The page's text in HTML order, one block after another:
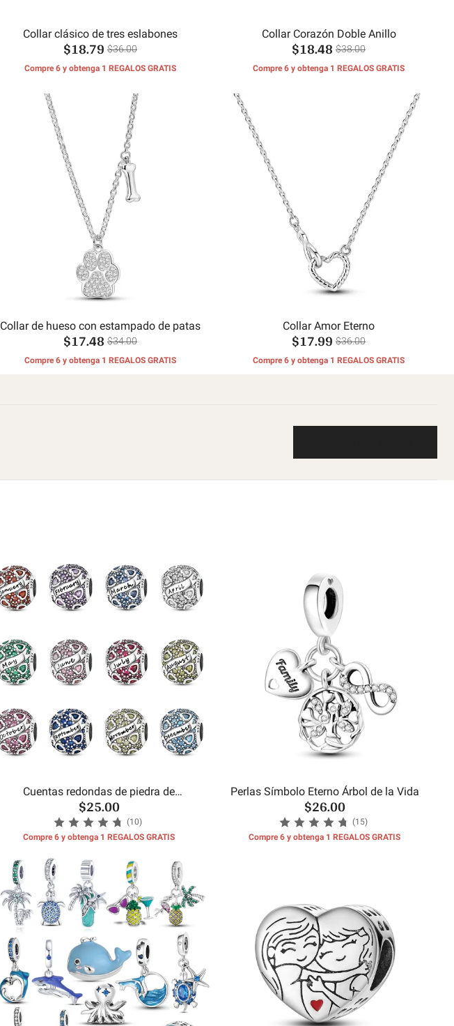
Collar clásico de tres eslabones
$18.79 $36.00
Compre 6 y obtenga 1 REGALOS GRATIS
Collar Corazón Doble Anillo
$18.48 $38.00
Compre 6 y obtenga 1 REGALOS GRATIS
Collar de hueso con estampado de patas
$17.48 $34.00
Compre 6 y obtenga 1 REGALOS GRATIS
Collar Amor Eterno
$17.99 $36.00
Compre 6 y obtenga 1 REGALOS GRATIS
Cuentas redondas de piedra de
cumpleaños del mes
$25.00
(10)
Compre 6 y obtenga 1 REGALOS GRATIS
Perlas Símbolo Eterno Árbol de la Vida
$26.00
(15)
Compre 6 y obtenga 1 REGALOS GRATIS